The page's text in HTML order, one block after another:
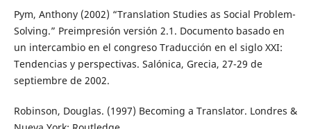
Pym, Anthony (2002) “Translation Studies as Social Problem-
Solving.” Preimpresión versión 2.1. Documento basado en
un intercambio en el congreso Traducción en el siglo XXI:
Tendencias y perspectivas. Salónica, Grecia, 27-29 de
septiembre de 2002.
Robinson, Douglas. (1997) Becoming a Translator. Londres &